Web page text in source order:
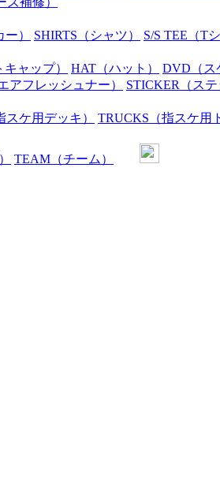
） SHIRTS （シャツ） S/S TEE （T
キャップ） HAT （ハット） DVD （
エアフレッシュナー） STICKER （ス
スケ用デッキ） TRUCKS （指スケ用
TEAM （チーム）